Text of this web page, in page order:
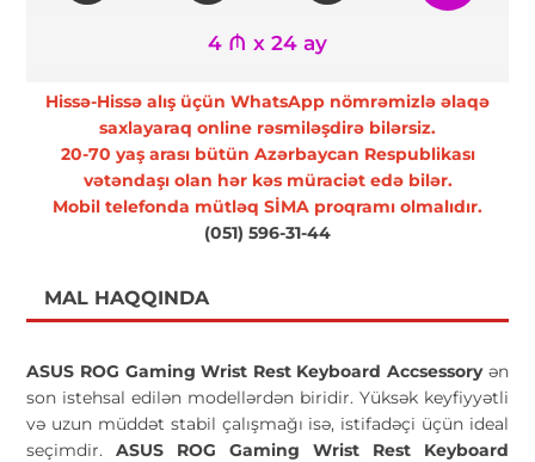
4 ₼ x 24 ay
Hissə-Hissə alış üçün WhatsApp nömrəmizlə əlaqə
saxlayaraq online rəsmiləşdirə bilərsiz.
20-70 yaş arası bütün Azərbaycan Respublikası
vətəndaşı olan hər kəs müraciət edə bilər.
Mobil telefonda mütləq SİMA proqramı olmalıdır.
(051) 596-31-44
MAL HAQQINDA
ASUS ROG Gaming Wrist Rest Keyboard Accsessoryən
son istehsal edilən modellərdən biridir. Yüksək keyfiyyətli
və uzun müddət stabil çalışmağı isə, istifadəçi üçün ideal
seçimdir.ASUS ROG Gaming Wrist Rest Keyboard